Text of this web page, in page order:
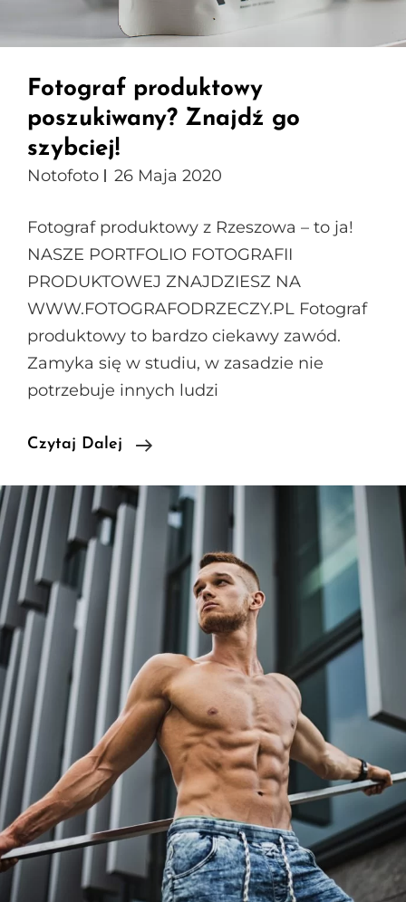
Fotograf produktowy
poszukiwany? Znajdź go
szybciej!
Notofoto 26 Maja 2020
Fotograf produktowy z Rzeszowa – to ja!
NASZE PORTFOLIO FOTOGRAFII
PRODUKTOWEJ ZNAJDZIESZ NA
WWW.FOTOGRAFODRZECZY.PL Fotograf
produktowy to bardzo ciekawy zawód.
Zamyka się w studiu, w zasadzie nie
potrzebuje innych ludzi
Czytaj Dalej
Fotograf
Poszukiwany?
Znajdź
Szybciej!